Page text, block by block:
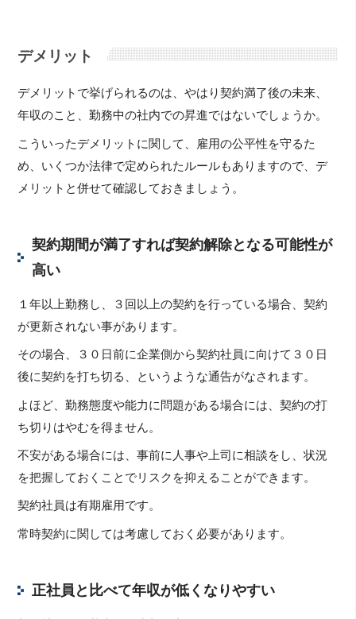
デメリット
デメリットで挙げられるのは、やはり契約満了後の未来、
年収のこと、勤務中の社内での昇進ではないでしょうか。
こういったデメリットに関して、雇用の公平性を守るた
め、いくつか法律で定められたルールもありますので、デ
メリットと併せて確認しておきましょう。
契約期間が満了すれば契約解除となる可能性が
高い
１年以上勤務し、３回以上の契約を行っている場合、契約
が更新されない事があります。
その場合、３０日前に企業側から契約社員に向けて３０日
後に契約を打ち切る、というような通告がなされます。
よほど、勤務態度や能力に問題がある場合には、契約の打
ち切りはやむを得ません。
不安がある場合には、事前に人事や上司に相談をし、状況
を把握しておくことでリスクを抑えることができます。
契約社員は有期雇用です。
常時契約に関しては考慮しておく必要があります。
正社員と比べて年収が低くなりやすい